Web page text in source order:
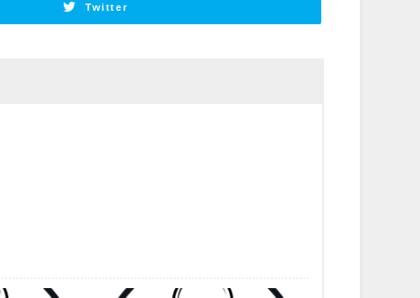
Twitter